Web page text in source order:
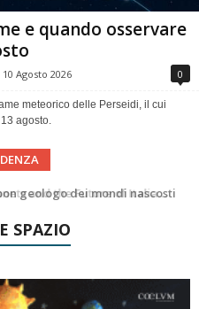
e quando osservare
10 Agosto 2026 0
meteorico delle Perseidi, il cui
agosto.
geologo dei mondi nascosti
SPAZIO